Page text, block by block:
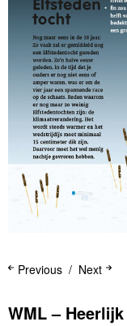
Next
Previous
WML –